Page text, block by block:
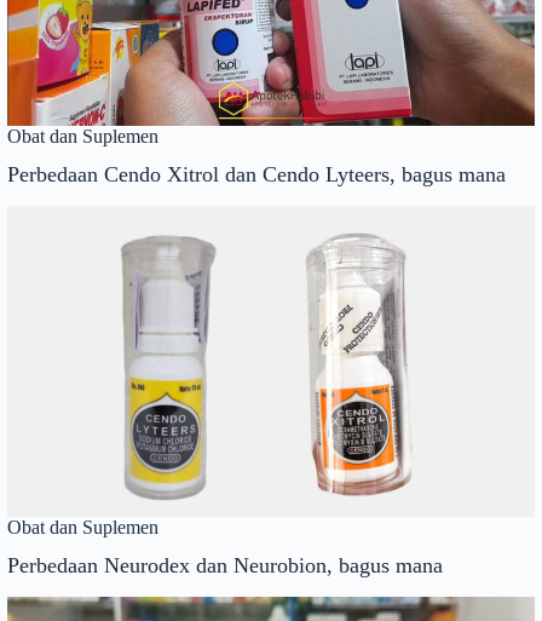
Obat dan Suplemen
Perbedaan Cendo Xitrol dan Cendo Lyteers, bagus mana
Obat dan Suplemen
Perbedaan Neurodex dan Neurobion, bagus mana